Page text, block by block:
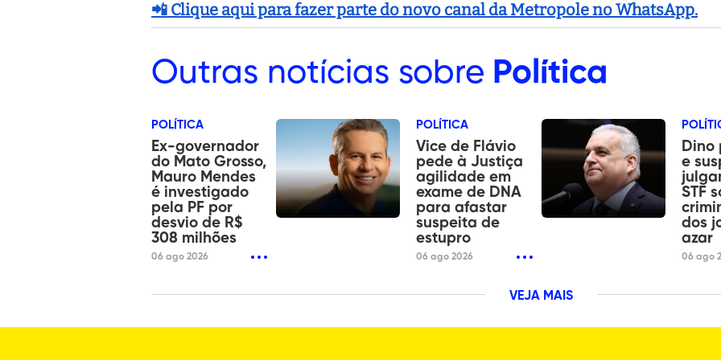
📲 Clique aqui para fazer parte do novo canal da Metropole no WhatsApp.
Outras notícias sobre Política
POLÍTICA
Ex-governador
do Mato Grosso,
Mauro Mendes
é investigado
pela PF por
desvio de R$
308 milhões
06 ago 2026
POLÍTICA
Vice de Flávio
pede à Justiça
agilidade em
exame de DNA
para afastar
suspeita de
estupro
06 ago 2026
Dino
e
STF
dos
azar
06 ago
VEJA MAIS